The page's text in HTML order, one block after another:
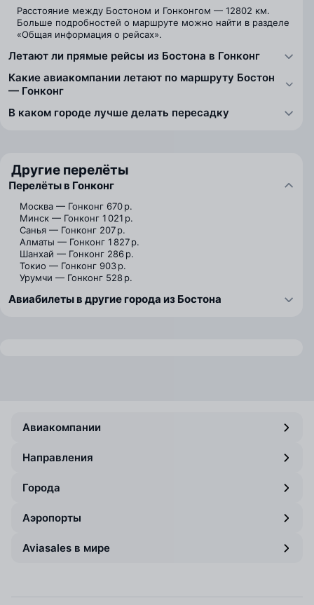
Расстояние между Бостоном и Гонконгом — 12802 км.
Больше подробностей о маршруте можно найти в разделе
«Общая информация о рейсах».
Летают ли прямые рейсы из Бостона в Гонконг
Какие авиакомпании летают по маршруту Бостон
— Гонконг
В каком городе лучше делать пересадку
Другие перелёты
Перелёты в Гонконг
Москва — Гонконг 670 р.
Минск — Гонконг 1 021 р.
Санья — Гонконг 207 р.
Алматы — Гонконг 1 827 р.
Шанхай — Гонконг 286 р.
Токио — Гонконг 903 р.
Урумчи — Гонконг 528 р.
Авиабилеты в другие города из Бостона
Авиакомпании
Направления
Города
Аэропорты
Aviasales в мире